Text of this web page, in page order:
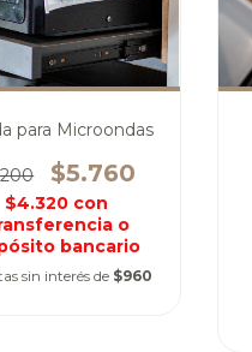
para Microondas
$5.760
$4.320 con
o
bancario
sin interés de $960